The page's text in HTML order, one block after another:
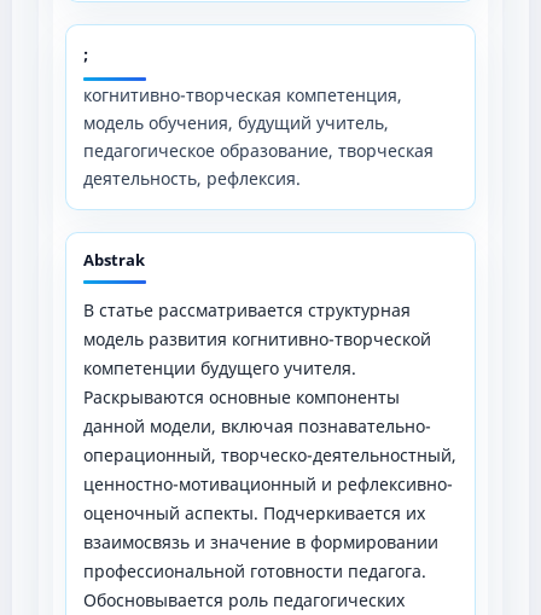
;
когнитивно-творческая компетенция,
модель обучения, будущий учитель,
педагогическое образование, творческая
деятельность, рефлексия.
Abstrak
В статье рассматривается структурная
модель развития когнитивно-творческой
компетенции будущего учителя.
Раскрываются основные компоненты
данной модели, включая познавательно-
операционный, творческо-деятельностный,
ценностно-мотивационный и рефлексивно-
оценочный аспекты. Подчеркивается их
взаимосвязь и значение в формировании
профессиональной готовности педагога.
Обосновывается роль педагогических